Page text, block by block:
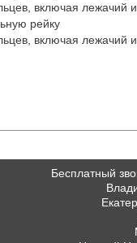
включая лежачий и
рейку
включая лежачий и
Бесплатный